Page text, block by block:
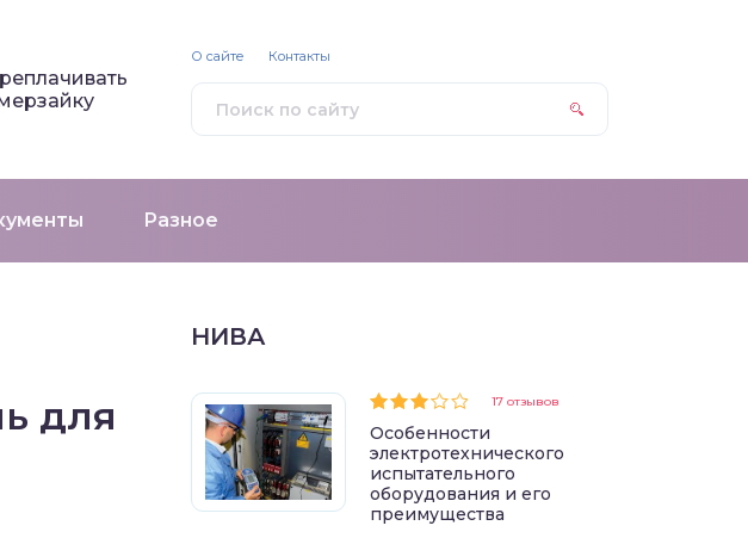
Разное
О сайте Контакты
для
НИВА
17 отзывов
Особенности
электротехнического
испытательного
оборудования и его
преимущества